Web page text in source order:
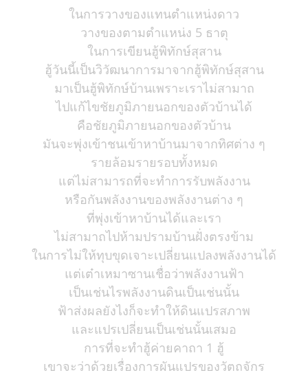
ในการวางของแทนตำแหน่งดาว
วางของตามตำแหน่ง 5 ธาตุ
ในการเขียนฮู้พิทักษ์สุสาน
ฮู้วันนี้เป็นวิวัฒนาการมาจากฮู้พิทักษ์สุสาน
มาเป็นฮู้พิทักษ์บ้านเพราะเราไม่สามาถ
ไปแก้ไขชัยภูมิภายนอกของตัวบ้านได้
คือชัยภูมิภายนอกของตัวบ้าน
มันจะพุ่งเข้าชนเข้าหาบ้านมาจากทิศต่าง ๆ
รายล้อมรายรอบทั้งหมด
แต่ไม่สามารถที่จะทำการรับพลังงาน
หรือกันพลังงานของพลังงานต่าง ๆ
ที่พุ่งเข้าหาบ้านได้และเรา
ไม่สามาถไปห้ามปรามบ้านฝั่งตรงข้าม
ในการไม่ให้ทุบขุดเจาะเปลี่ยนแปลงพลังงานได้
แต่เต๋าเหมาซานเชื่อว่าพลังงานฟ้า
เป็นเช่นไรพลังงานดินเป็นเช่นนั้น
ฟ้าส่งผลยังไงก็จะทำให้ดินแปรสภาพ
และแปรเปลี่ยนเป็นเช่นนั้นเสมอ
การที่จะทำฮู้ค่ายคาถา 1 ฮู้
เขาจะว่าด้วยเรื่องการผันแปรของวัตถจักร